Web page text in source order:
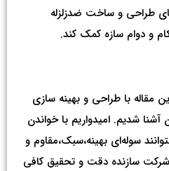
طراحی و ساخت ضدزلزله
و دوام سازه کمک کند.
مقاله با طراحی و بهینه سازی
شدیم. امیدواریم با خواندن
سوله‌ای بهینه،سبک،مقاوم و
شرکت سازنده دقت و تحقیق کافی